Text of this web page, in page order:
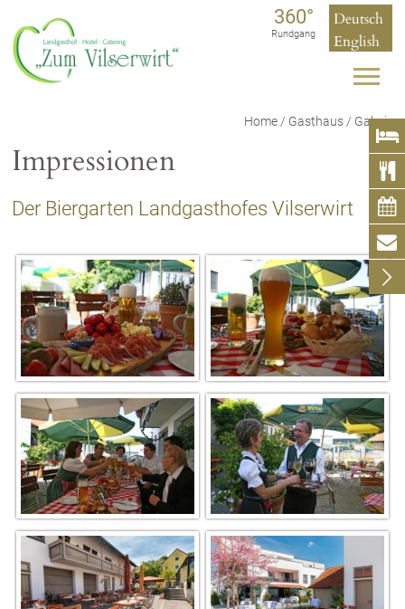
Deutsch
English
360°
Rundgang
Home/ Gasthaus/ Galerie
Impressionen
Der Biergarten Landgasthofes Vilserwirt




